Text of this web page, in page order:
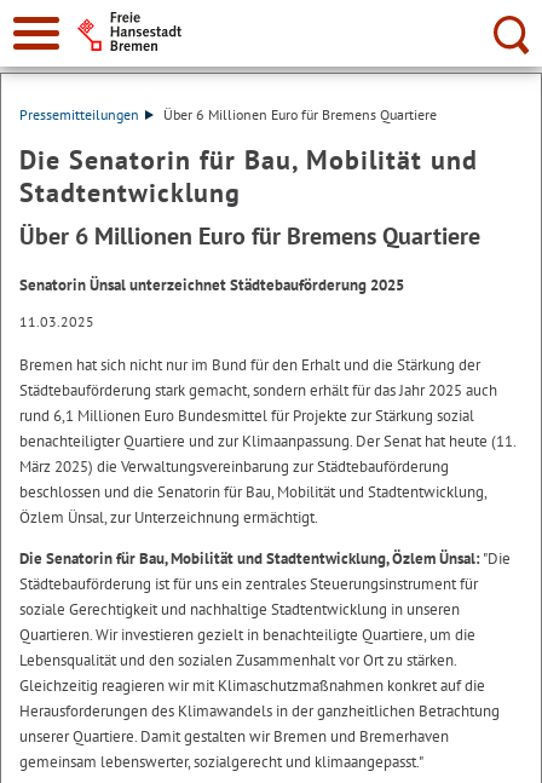
Suche:
Pressemitteilungen Über 6 Millionen Euro für Bremens Quartiere
Die Senatorin für Bau, Mobilität und
Stadtentwicklung
Über 6 Millionen Euro für Bremens Quartiere
Senatorin Ünsal unterzeichnet Städtebauförderung 2025
11.03.2025
Bremen hat sich nicht nur im Bund für den Erhalt und die Stärkung der
Städtebauförderung stark gemacht, sondern erhält für das Jahr 2025 auch
rund 6,1 Millionen Euro Bundesmittel für Projekte zur Stärkung sozial
benachteiligter Quartiere und zur Klimaanpassung. Der Senat hat heute (11.
März 2025) die Verwaltungsvereinbarung zur Städtebauförderung
beschlossen und die Senatorin für Bau, Mobilität und Stadtentwicklung,
Özlem Ünsal, zur Unterzeichnung ermächtigt.
Die Senatorin für Bau, Mobilität und Stadtentwicklung, Özlem Ünsal:"Die
Städtebauförderung ist für uns ein zentrales Steuerungsinstrument für
soziale Gerechtigkeit und nachhaltige Stadtentwicklung in unseren
Quartieren. Wir investieren gezielt in benachteiligte Quartiere, um die
Lebensqualität und den sozialen Zusammenhalt vor Ort zu stärken.
Gleichzeitig reagieren wir mit Klimaschutzmaßnahmen konkret auf die
Herausforderungen des Klimawandels in der ganzheitlichen Betrachtung
unserer Quartiere. Damit gestalten wir Bremen und Bremerhaven
gemeinsam lebenswerter, sozialgerecht und klimaangepasst."